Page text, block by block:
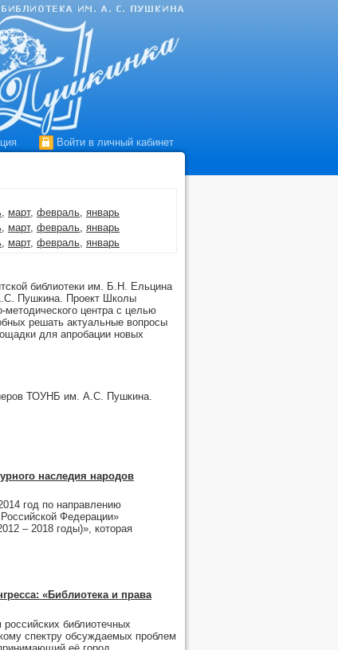
Войти в личный кабинет
, март, февраль, январь
, март, февраль, январь
, март, февраль, январь
,март ,февраль, январь
,март,февраль,январь
,январь
,март, февраль,январь
,январь
библиотеки им. Б.Н. Ельцина
Пушкина. Проект Школы
методического центра с целью
решать актуальные вопросы
для апробации новых
ТОУНБ им. А.С. Пушкина.
наследия народов
год по направлению
Федерации»
– 2018 годы)», которая
«Библиотека и права
библиотечных
спектру обсуждаемых проблем